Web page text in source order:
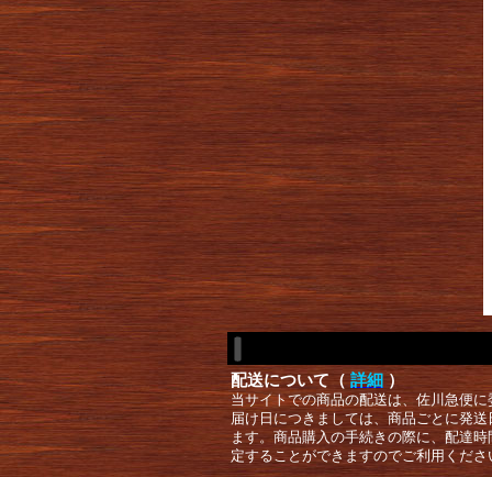
配送について（ 詳細 ）
当サイトでの商品の配送は、佐川急便
届け日につきましては、商品ごとに発
ます。商品購入の手続きの際に、配達
定することができますのでご利用くださ